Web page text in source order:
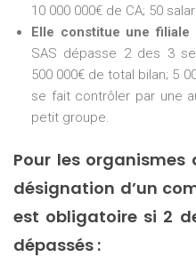
10 000 000€ de CA; 50
Elle constitue une filiale
SAS dépasse 2 des 3
500 000€ de total bilan; 5
se fait contrôler par une
petit groupe.
Pour les
désignation d’un
est obligatoire si 2
dépassés :